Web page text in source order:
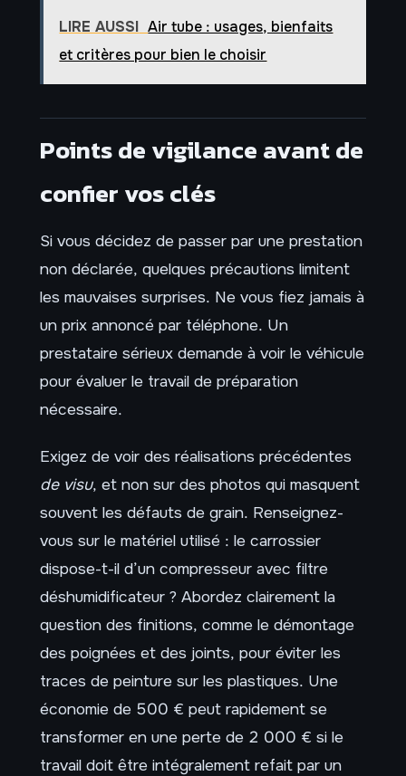
LIRE AUSSI Air tube : usages, bienfaits
et critères pour bien le choisir
Points de vigilance avant de
confier vos clés
Si vous décidez de passer par une prestation
non déclarée, quelques précautions limitent
les mauvaises surprises. Ne vous fiez jamais à
un prix annoncé par téléphone. Un
prestataire sérieux demande à voir le véhicule
pour évaluer le travail de préparation
nécessaire.
Exigez de voir des réalisations précédentes
de visu, et non sur des photos qui masquent
souvent les défauts de grain. Renseignez-
vous sur le matériel utilisé : le carrossier
dispose-t-il d’un compresseur avec filtre
déshumidificateur ? Abordez clairement la
question des finitions, comme le démontage
des poignées et des joints, pour éviter les
traces de peinture sur les plastiques. Une
économie de 500 € peut rapidement se
transformer en une perte de 2 000 € si le
travail doit être intégralement refait par un